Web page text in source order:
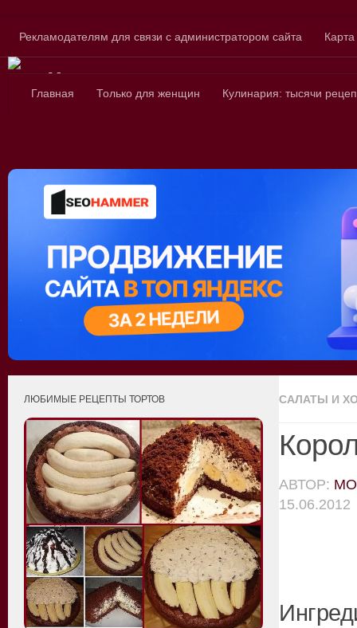
Рекламодателям для связи с администратором сайта
Сайт для
Главная Только для женщин Кулинария: тысячи
САЛАТЫ И
АВТОР:
15.06.2012
ЛЮБИМЫЕ РЕЦЕПТЫ ТОРТОВ